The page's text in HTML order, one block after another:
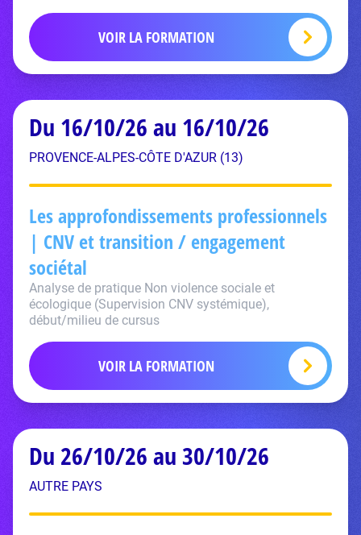
VOIR LA FORMATION
Du 16/10/26 au 16/10/26
PROVENCE-ALPES-CÔTE D'AZUR (13)
Les approfondissements professionnels
| CNV et transition / engagement
sociétal
Analyse de pratique Non violence sociale et
écologique (Supervision CNV systémique),
début/milieu de cursus
VOIR LA FORMATION
Du 26/10/26 au 30/10/26
AUTRE PAYS